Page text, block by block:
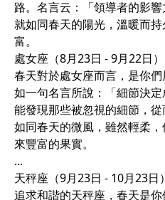
路。名言云：「領導者的影
就如同春天的陽光，溫暖而
富。
處女座（8月23日 - 9月22日）
春天對於處女座而言，是你
如一句名言所說：「細節決
能發現那些被忽視的細節，
如同春天的微風，雖然輕柔
來豐富的果實。
...
天秤座（9月23日 - 10月23日）
追求和諧的天秤座，春天是